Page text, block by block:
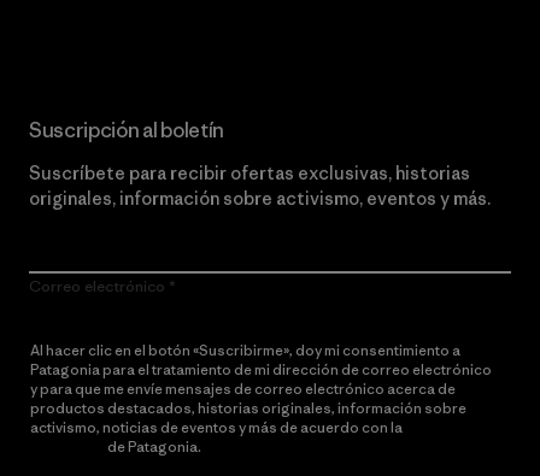
Suscripción al boletín
Suscríbete para recibir ofertas exclusivas, historias
originales, información sobre activismo, eventos y más.
Correo electrónico
Al hacer clic en el botón «Suscribirme», doy mi consentimiento a
Patagonia para el tratamiento de mi dirección de correo electrónico
y para que me envíe mensajes de correo electrónico acerca de
productos destacados, historias originales, información sobre
activismo, noticias de eventos y más de acuerdo con la
de Patagonia.